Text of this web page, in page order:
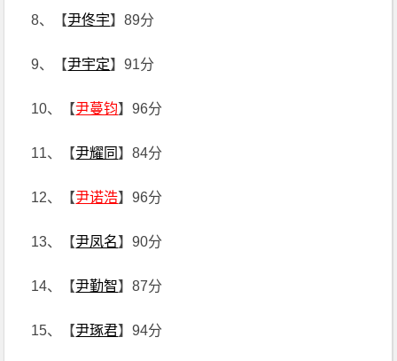
8、【尹佟宇】89分
9、【尹宇定】91分
10、【尹蔓钧】96分
11、【尹耀同 】84分
12、【尹诺浩】96分
13、【尹凤名】90分
14、【尹勤智】87分
15、【尹琢君】94分